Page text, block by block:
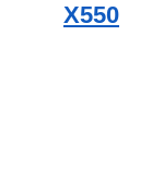
X550